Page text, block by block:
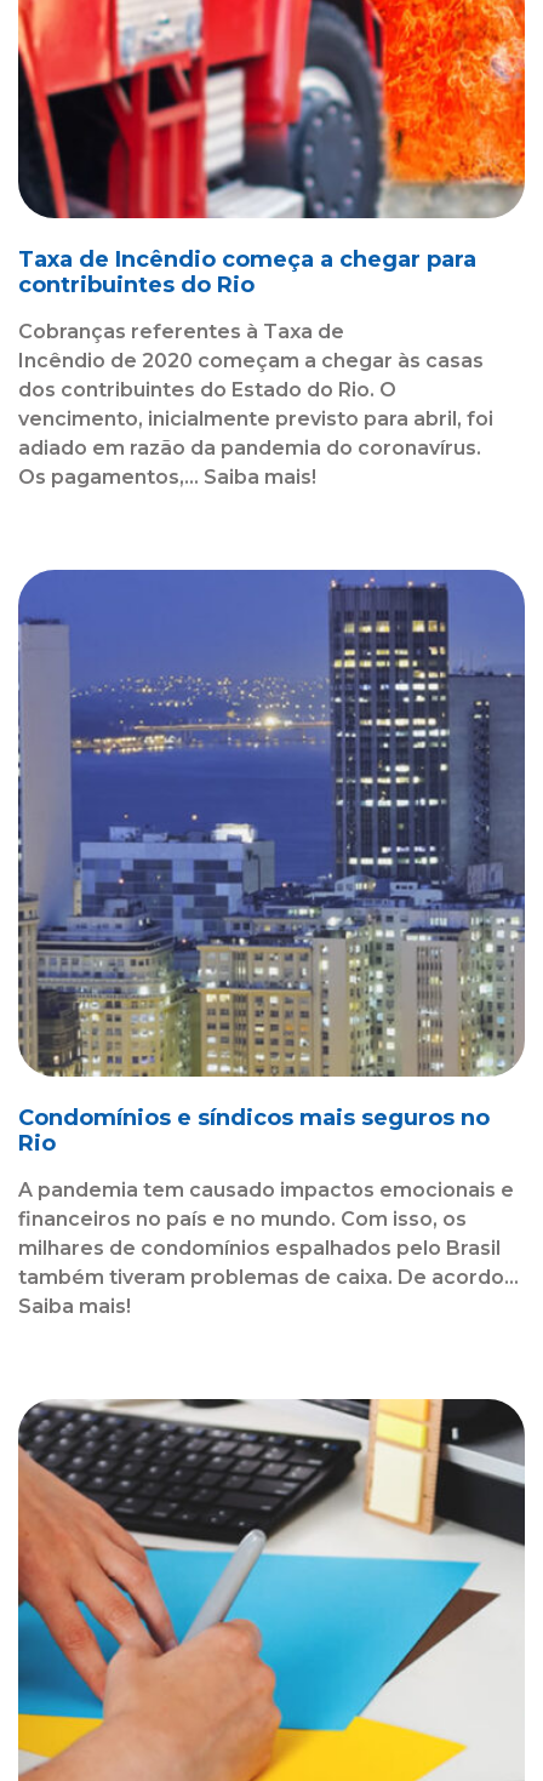
Taxa de Incêndio começa a chegar para
contribuintes do Rio
Cobranças referentes à Taxa de
Incêndio de 2020 começam a chegar às casas
dos contribuintes do Estado do Rio. O
vencimento, inicialmente previsto para abril, foi
adiado em razão da pandemia do coronavírus.
Os pagamentos,... Saiba mais!
Condomínios e síndicos mais seguros no
Rio
A pandemia tem causado impactos emocionais e
financeiros no país e no mundo. Com isso, os
milhares de condomínios espalhados pelo Brasil
também tiveram problemas de caixa. De acordo...
Saiba mais!